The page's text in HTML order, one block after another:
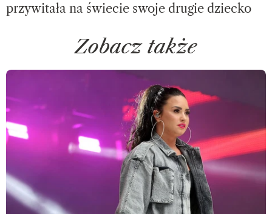
przywitała na świecie swoje drugie dziecko
Zobacz także